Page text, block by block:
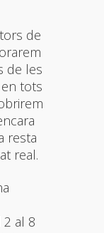
de
de les
tots
resta
real.
2 al 8